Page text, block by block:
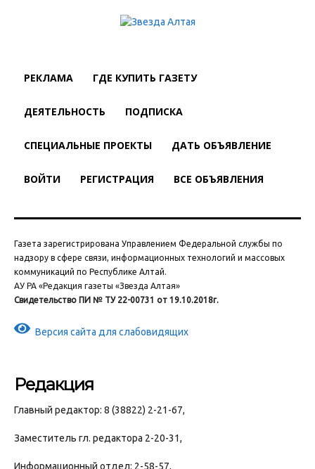
РЕКЛАМА ГДЕ КУПИТЬ ГАЗЕТУ
ДЕЯТЕЛЬНОСТЬ ПОДПИСКА
СПЕЦИАЛЬНЫЕ ПРОЕКТЫ ДАТЬ ОБЪЯВЛЕНИЕ
ВОЙТИ РЕГИСТРАЦИЯ ВСЕ ОБЪЯВЛЕНИЯ
Газета зарегистрирована Управлением Федеральной службы по
надзору в сфере связи, информационных технологий и массовых
коммуникаций по Республике Алтай.
АУ РА «Редакция газеты «Звезда Алтая»
Свидетельство ПИ № ТУ 22-00731 от 19.10.2018г.
Версия сайта для слабовидящих
Редакция
Главный редактор: 8 (38822) 2-21-67,
Заместитель гл. редактора 2-20-31,
Информационный отдел: 2-58-57,